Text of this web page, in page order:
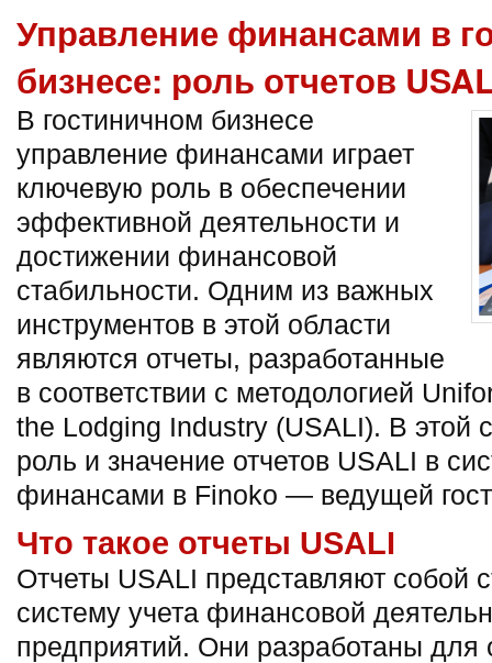
Управление финансами в
бизнесе: роль отчетов
В гостиничном бизнесе
управление финансами играет
ключевую роль в обеспечении
эффективной деятельности и
достижении финансовой
стабильности. Одним из важных
инструментов в этой области
являются отчеты, разработанные
в соответствии с методологией
the Lodging Industry (USALI). В этой
роль и значение отчетов USALI в
финансами в Finoko — ведущей
Что такое отчеты USALI
Отчеты USALI представляют собой
систему учета финансовой
предприятий. Они разработаны для